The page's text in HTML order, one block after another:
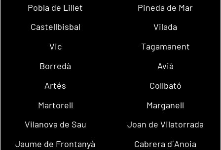
Pobla de Lillet
Pineda de Mar
Castellbisbal
Vilada
Vic
Tagamanent
Borredà
Avià
Artés
Collbató
Martorell
Marganell
Vilanova de Sau
Joan de Vilatorrada
Jaume de Frontanyà
Cabrera d´Anoia